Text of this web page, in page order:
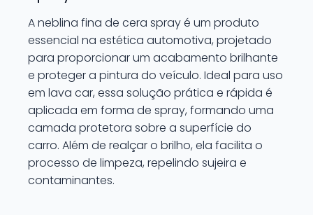
A neblina fina de cera spray é um produto
essencial na estética automotiva, projetado
para proporcionar um acabamento brilhante
e proteger a pintura do veículo. Ideal para uso
em lava car, essa solução prática e rápida é
aplicada em forma de spray, formando uma
camada protetora sobre a superfície do
carro. Além de realçar o brilho, ela facilita o
processo de limpeza, repelindo sujeira e
contaminantes.